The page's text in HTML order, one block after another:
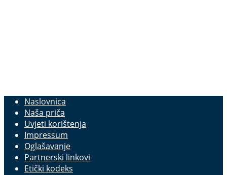
Naslovnica
Naša priča
Uvjeti korištenja
Impressum
Oglašavanje
Partnerski linkovi
Etički kodeks